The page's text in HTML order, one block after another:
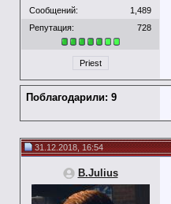
Сообщений:
1,489
Репутация:
728
Priest
Поблагодарили: 9
31.12.2018, 16:54
B.Julius